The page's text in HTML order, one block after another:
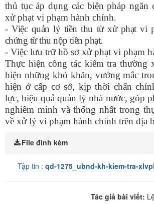
thủ tục áp dụng các biện pháp ngăn
xử phạt vi phạm hành chính.
- Việc quản lý tiền thu từ xử phạt vi
chứng từ thu nộp tiền phạt.
- Việc lưu trữ hồ sơ xử phạt vi phạm
Thực hiện công tác kiểm tra thường
hiện những khó khăn, vướng mắc
hiện ở cấp cơ sở, kịp thời chấn
lực, hiệu quả quản lý nhà nước, góp
nghiêm minh và thống nhất trong
về xử lý vi phạm hành chính trên địa
File đính kèm
Tập tin : qd-1275_ubnd-kh-kiem-tra-
Tác giả bài viết: